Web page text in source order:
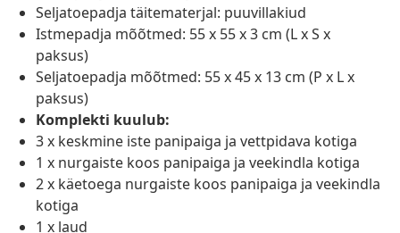
Seljatoepadja täitematerjal: puuvillakiud
Istmepadja mõõtmed: 55 x 55 x 3 cm (L x S x
paksus)
Seljatoepadja mõõtmed: 55 x 45 x 13 cm (P x L x
paksus)
Komplekti kuulub:
3 x keskmine iste panipaiga ja vettpidava kotiga
1 x nurgaiste koos panipaiga ja veekindla kotiga
2 x käetoega nurgaiste koos panipaiga ja veekindla
kotiga
1 x laud